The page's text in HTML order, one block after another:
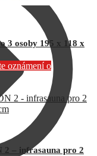
3 osoby 195 x 118 x
oznámení o
2 – infrasauna pro 2